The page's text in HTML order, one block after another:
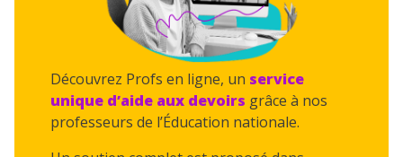
Découvrez Profs en ligne, un service
unique d’aide aux devoirs grâce à nos
professeurs de l’Éducation nationale.